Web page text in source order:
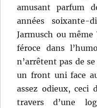
amusant parfum
années soixante-
Jarmusch ou
féroce dans
n’arrêtent pas de
un front uni face
assez odieux, ceci
travers d’une